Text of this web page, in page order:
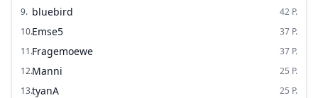
9. bluebird 42 P.
10.Emse5 37 P.
11.Fragemoewe 37 P.
12.Manni 25 P.
13.tyanA 25 P.